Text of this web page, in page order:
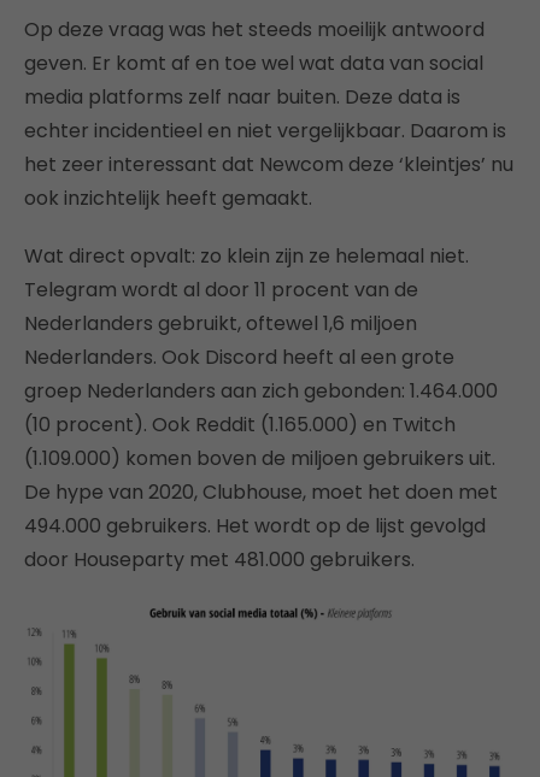
Op deze vraag was het steeds moeilijk antwoord
geven. Er komt af en toe wel wat data van social
media platforms zelf naar buiten. Deze data is
echter incidentieel en niet vergelijkbaar. Daarom is
het zeer interessant dat Newcom deze ‘kleintjes’ nu
ook inzichtelijk heeft gemaakt.
Wat direct opvalt: zo klein zijn ze helemaal niet.
Telegram wordt al door 11 procent van de
Nederlanders gebruikt, oftewel 1,6 miljoen
Nederlanders. Ook Discord heeft al een grote
groep Nederlanders aan zich gebonden: 1.464.000
(10 procent). Ook Reddit (1.165.000) en Twitch
(1.109.000) komen boven de miljoen gebruikers uit.
De hype van 2020, Clubhouse, moet het doen met
494.000 gebruikers. Het wordt op de lijst gevolgd
door Houseparty met 481.000 gebruikers.